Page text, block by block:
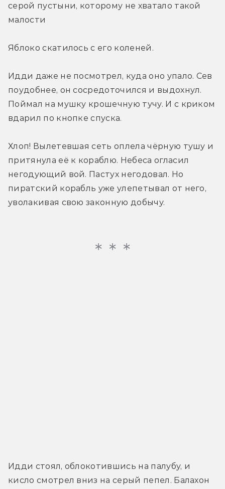
серой пустыни, которому не хватало такой
малости
Яблоко скатилось с его коленей.
Идди даже не посмотрел, куда оно упало. Сев
поудобнее, он сосредоточился и выдохнул.
Поймал на мушку крошечную тучу. И с криком
вдарил по кнопке спуска.
Хлоп! Вылетевшая сеть оплела чёрную тушу и
притянула её к кораблю. Небеса огласил
негодующий вой. Пастух негодовал. Но
пиратский корабль уже улепетывал от него,
уволакивая свою законную добычу.
Идди стоял, облокотившись на палубу, и
кисло смотрел вниз на серый пепел. Балахон